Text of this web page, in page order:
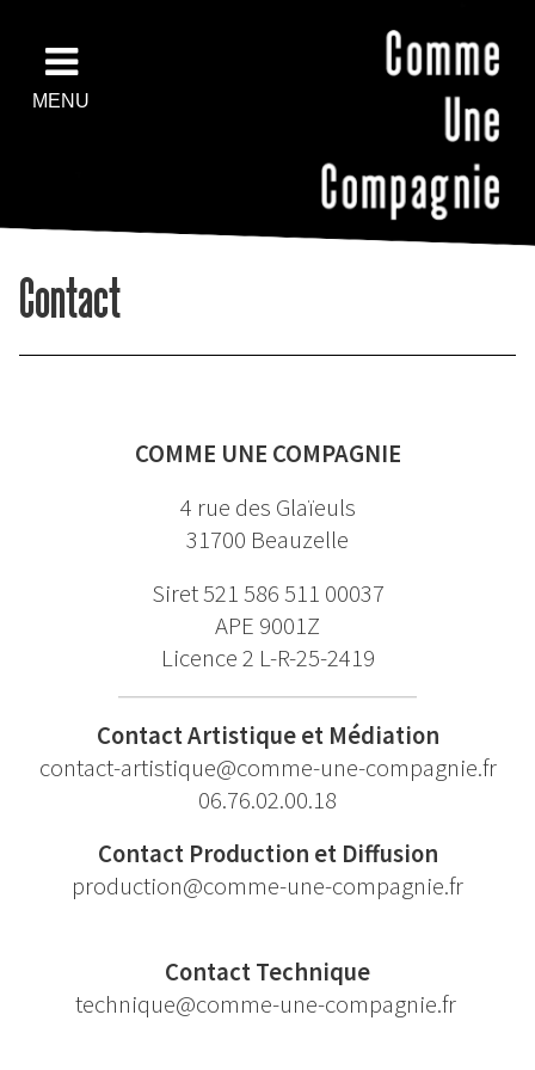
MENU
Contact
COMME UNE COMPAGNIE
4 rue des Glaïeuls
31700 Beauzelle
Siret 521 586 511 00037
APE 9001Z
Licence 2 L-R-25-2419
Contact Artistique et Médiation
contact-artistique@comme-une-compagnie.fr
06.76.02.00.18
Contact Production et Diffusion
production@comme-une-compagnie.fr
Contact Technique
technique@comme-une-compagnie.fr